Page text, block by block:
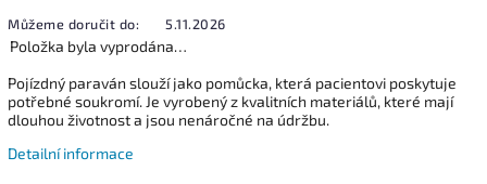
Můžeme doručit do: 5.11.2026
Položka byla vyprodána…
Pojízdný paraván slouží jako pomůcka, která pacientovi poskytuje
potřebné soukromí. Je vyrobený z kvalitních materiálů, které mají
dlouhou životnost a jsou nenáročné na údržbu.
Detailní informace